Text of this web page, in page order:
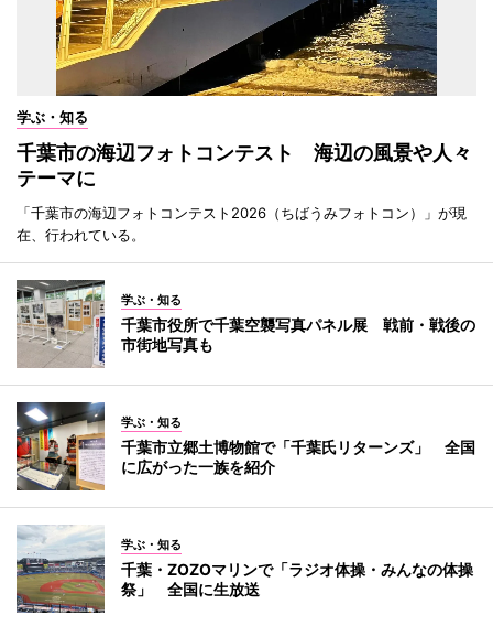
学ぶ・知る
千葉市の海辺フォトコンテスト 海辺の風景や人々
テーマに
「千葉市の海辺フォトコンテスト2026（ちばうみフォトコン）」が現
在、行われている。
学ぶ・知る
千葉市役所で千葉空襲写真パネル展 戦前・戦後の
市街地写真も
学ぶ・知る
千葉市立郷土博物館で「千葉氏リターンズ」 全国
に広がった一族を紹介
学ぶ・知る
千葉・ZOZOマリンで「ラジオ体操・みんなの体操
祭」 全国に生放送